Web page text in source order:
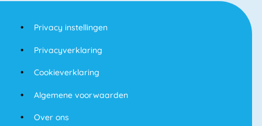
Privacy instellingen
Privacyverklaring
Cookieverklaring
Algemene voorwaarden
Over ons